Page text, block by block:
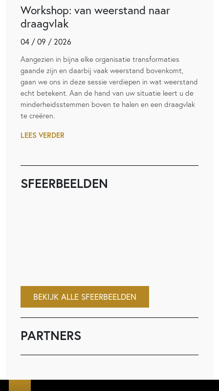
Workshop: van weerstand naar
draagvlak
04 / 09 / 2026
Aangezien in bijna elke organisatie transformaties
gaande zijn en daarbij vaak weerstand bovenkomt,
gaan we ons in deze sessie verdiepen in wat weerstand
echt betekent. Aan de hand van uw situatie leert u de
minderheidsstemmen boven te halen en een draagvlak
te creëren.
LEES VERDER
SFEERBEELDEN
BEKIJK ALLE SFEERBEELDEN
PARTNERS